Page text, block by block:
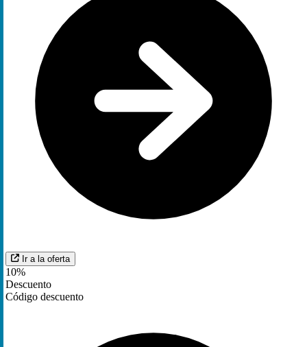
Ir a la oferta
10%
Descuento
Código descuento